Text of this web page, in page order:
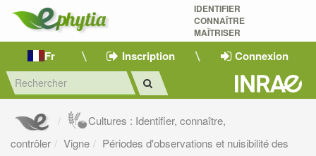
IDENTIFIER
CONNAÎTRE
MAÎTRISER
Fr Inscription Connexion
Cultures : Identifier, connaître,
contrôler
Vigne
Périodes d'observations et nuisibilité des